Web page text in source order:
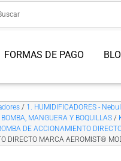
FORMAS DE PAGO
/ 1. HUMIDIFICADORES -
MANGUERA Y BOQUILLAS /
DE ACCIONAMIENTO
DIRECTO MARCA AEROMIST®